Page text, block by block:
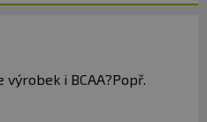
výrobek i BCAA?Popř.